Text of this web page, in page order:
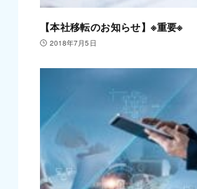
【本社移転のお知らせ】※重要※
2018年7月5日